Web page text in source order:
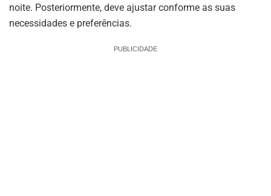
noite. Posteriormente, deve ajustar conforme as suas
necessidades e preferências.
PUBLICIDADE